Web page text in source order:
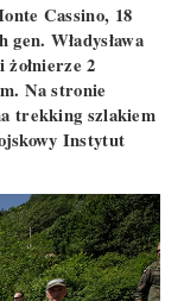
Cassino, 18
Władysława
2
Na stronie
trekking szlakiem
Instytut